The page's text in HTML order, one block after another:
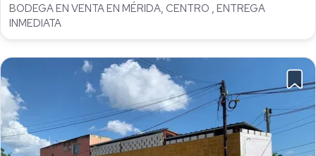
BODEGA EN VENTA EN MÉRIDA, CENTRO , ENTREGA
INMEDIATA